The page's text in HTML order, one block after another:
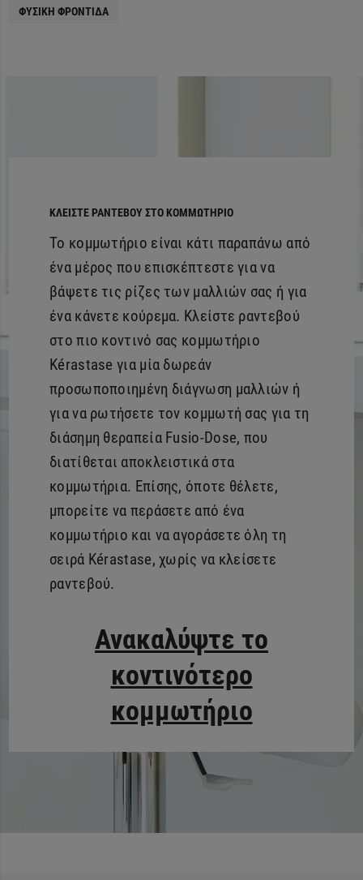
ΦΥΣΙΚΉ ΦΡΟΝΤΊΔΑ
ΚΛΕΙΣΤΕ ΡΑΝΤΕΒΟΥ ΣΤΟ ΚΟΜΜΩΤΗΡΙΟ
Το κομμωτήριο είναι κάτι παραπάνω από
ένα μέρος που επισκέπτεστε για να
βάψετε τις ρίζες των μαλλιών σας ή για
ένα κάνετε κούρεμα. Κλείστε ραντεβού
στο πιο κοντινό σας κομμωτήριο
Kérastase για μία δωρεάν
προσωποποιημένη διάγνωση μαλλιών ή
για να ρωτήσετε τον κομμωτή σας για τη
διάσημη θεραπεία Fusio-Dose, που
διατίθεται αποκλειστικά στα
κομμωτήρια. Επίσης, όποτε θέλετε,
μπορείτε να περάσετε από ένα
κομμωτήριο και να αγοράσετε όλη τη
σειρά Kérastase, χωρίς να κλείσετε
ραντεβού.
Ανακαλύψτε το
κοντινότερο
κομμωτήριο